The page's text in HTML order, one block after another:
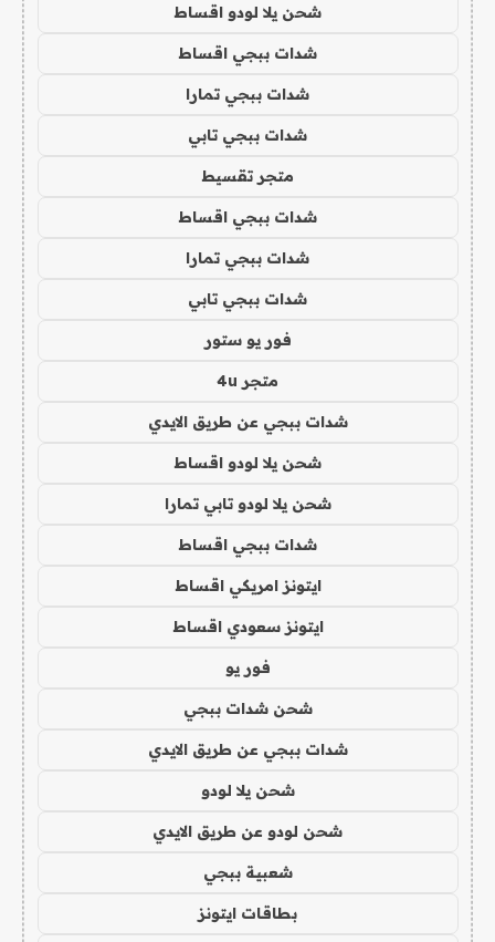
شحن يلا لودو اقساط
شدات ببجي اقساط
شدات ببجي تمارا
شدات ببجي تابي
متجر تقسيط
شدات ببجي اقساط
شدات ببجي تمارا
شدات ببجي تابي
فور يو ستور
متجر 4u
شدات ببجي عن طريق الايدي
شحن يلا لودو اقساط
شحن يلا لودو تابي تمارا
شدات ببجي اقساط
ايتونز امريكي اقساط
ايتونز سعودي اقساط
فور يو
شحن شدات ببجي
شدات ببجي عن طريق الايدي
شحن يلا لودو
شحن لودو عن طريق الايدي
شعبية ببجي
بطاقات ايتونز